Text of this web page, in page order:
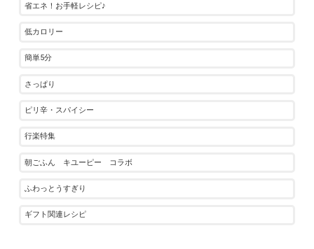
省エネ！お手軽レシピ♪
低カロリー
簡単5分
さっぱり
ピリ辛・スパイシー
行楽特集
朝ごふん キユーピー コラボ
ふわっとうすぎり
ギフト関連レシピ